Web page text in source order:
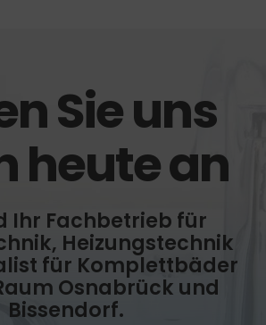
Sie uns
heute an
Ihr Fachbetrieb für
Heizungstechnik
für Komplettbäder
Osnabrück und
Bissendorf.